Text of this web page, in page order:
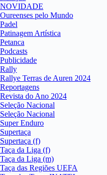
NOVIDADE
Oureenses pelo Mundo
Padel
Patinagem Artística
Petanca
Podcasts
Publicidade
Rally
Rallye Terras de Auren 2024
Reportagens
Revista do Ano 2024
Seleção Nacional
Seleção Nacional
Super Enduro
Supertaça
Supertaça (f)
Taça da Liga (f)
Taça da Liga (m)
Taça das Regiões UEFA